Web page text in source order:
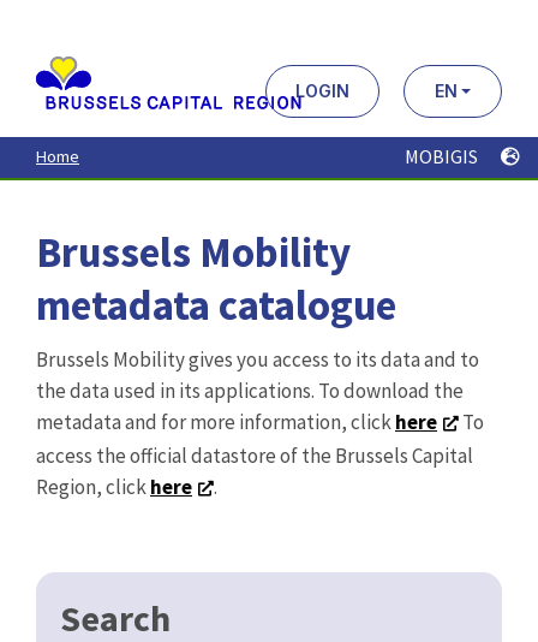
contenu
principal
LOGIN EN
Home MOBIGIS
Brussels Mobility
metadata catalogue
Brussels Mobility gives you access to its data and to
the data used in its applications. To download the
metadata and for more information, clickhere
To
access the official datastore of the Brussels Capital
Region, clickhere .
Search